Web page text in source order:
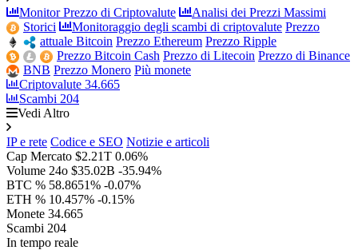
Monitor Prezzo di Criptovalute
Analisi dei Prezzi Massimi
Storici
Monitoraggio degli scambi di criptovalute Prezzo
attuale Bitcoin Prezzo Ethereum Prezzo Ripple
Prezzo Bitcoin Cash Prezzo di Litecoin Prezzo di Binance
BNB Prezzo Monero Più monete
Criptovalute 34.665
Scambi 204
Vedi Altro
IP e rete Codice e SEO Notizie e articoli
Cap Mercato $2.21T 0.06%
Volume 24o $35.02B -35.94%
BTC % 58.8651% -0.07%
ETH % 10.457% -0.15%
Monete 34.665
Scambi 204
In tempo reale